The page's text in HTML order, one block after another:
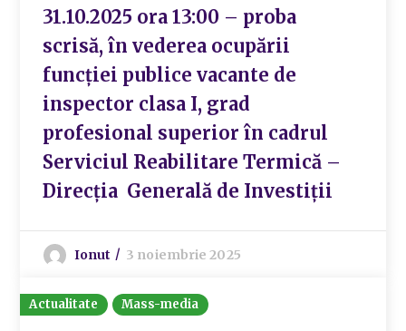
31.10.2025 ora 13:00 – proba
scrisă, în vederea ocupării
funcției publice vacante de
inspector clasa I, grad
profesional superior în cadrul
Serviciul Reabilitare Termică –
Direcția Generală de Investiții
Ionut 3 noiembrie 2025
Actualitate Mass-media